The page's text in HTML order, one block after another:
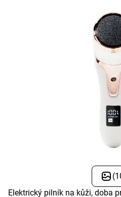
Elektrický pilník na kůži, doba